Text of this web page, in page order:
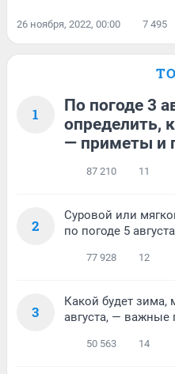
26 ноября, 2022, 00:00 7 495
1
По погоде 3
определить,
— приметы и
87 210 11
2
Суровой или
по погоде 5
77 928 12
3
Какой будет зима,
августа, — важные
50 563 14